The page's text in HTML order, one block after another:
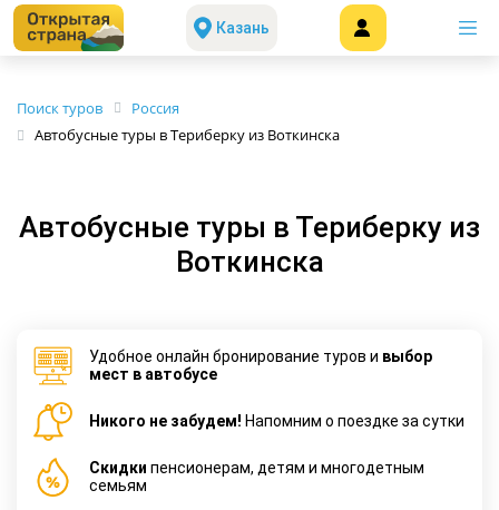
Казань
Поиск туров
Россия
Автобусные туры в Териберку из Воткинска
Автобусные туры в Териберку из
Воткинска
Удобное онлайн бронирование туров и выбор
мест в автобусе
Никого не забудем! Напомним о поездке за сутки
Cкидки пенсионерам, детям и многодетным
семьям